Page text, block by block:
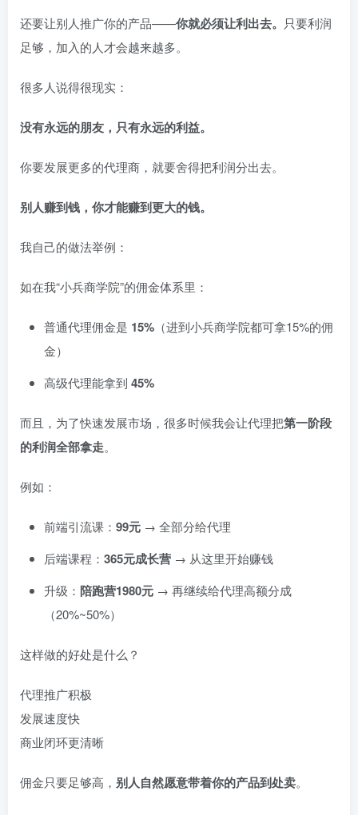
还要让别人推广你的产品——你就必须让利出去。 只要利润
足够，加入的人才会越来越多。
很多人说得很现实：
没有永远的朋友，只有永远的利益。
你要发展更多的代理商，就要舍得把利润分出去。
别人赚到钱，你才能赚到更大的钱。
我自己的做法举例：
如在我“小兵商学院”的佣金体系里：
普通代理佣金是 15% （进到小兵商学院都可拿15%的佣
金）
高级代理能拿到 45%
而且，为了快速发展市场，很多时候我会让代理把第一阶段
的利润全部拿走。
例如：
前端引流课： 99元 → 全部分给代理
后端课程： 365元成长营 → 从这里开始赚钱
升级： 陪跑营1980元 → 再继续给代理高额分成
（20%~50%）
这样做的好处是什么？
代理推广积极
发展速度快
商业闭环更清晰
佣金只要足够高， 别人自然愿意带着你的产品到处卖。